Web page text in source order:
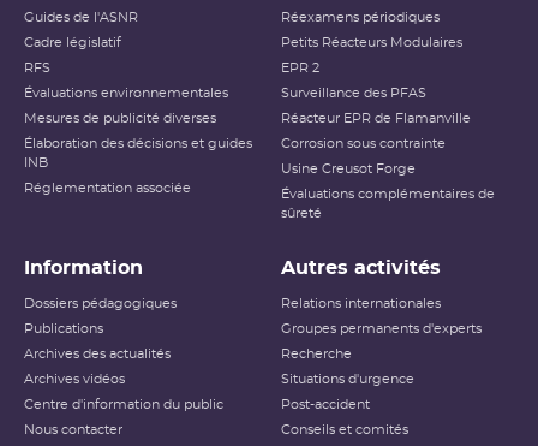
Guides de l'ASNR
Cadre législatif
RFS
Évaluations environnementales
Mesures de publicité diverses
Élaboration des décisions et guides
INB
Réglementation associée
Réexamens périodiques
Petits Réacteurs Modulaires
EPR 2
Surveillance des PFAS
Réacteur EPR de Flamanville
Corrosion sous contrainte
Usine Creusot Forge
Évaluations complémentaires de
sûreté
Information
Dossiers pédagogiques
Publications
Archives des actualités
Archives vidéos
Centre d'information du public
Nous contacter
Autres activités
Relations internationales
Groupes permanents d'experts
Recherche
Situations d'urgence
Post-accident
Conseils et comités